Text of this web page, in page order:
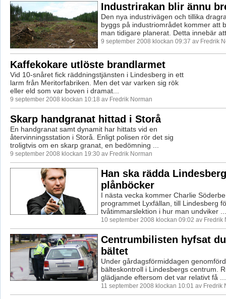
Industrirakan blir ännu
Den nya industrivägen och tillika
byggs på industriområdet kommer att
man tidigare planerat. Detta innebär
9 september 2008 klockan 09:37 av Fredrik
Kaffekokare utlöste brandlarmet
Vid 10-snåret fick räddningstjänsten i Lindesberg in ett
larm från Meritorfabriken. Men det var varken sig rök
eller eld som var boven i dramat...
9 september 2008 klockan 10:18 av Fredrik Norman
Skarp handgranat hittad i Storå
En handgranat samt dynamit har hittats vid en
återvinningsstation i Storå. Enligt polisen rör det sig
troligtvis om en skarp granat, en bedömning ...
9 september 2008 klockan 19:30 av Fredrik Norman
Han ska rädda
plånböcker
I nästa vecka kommer Charlie
programmet Lyxfällan, till Lindesberg
tvåtimmarslektion i hur man undviker ...
10 september 2008 klockan 09:02 av Fredrik
Centrumbilisten hyfsat
bältet
Under gårdagsförmiddagen
bälteskontroll i Lindesbergs centrum.
glädjande eftersom det var relativt få ...
11 september 2008 klockan 10:01 av Fredrik